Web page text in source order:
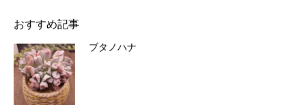
おすすめ記事
ブタノハナ